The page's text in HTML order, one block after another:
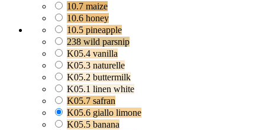
10.7 maize
10.6 honey
10.5 pineapple
238 wild parsnip
K05.4 vanilla
K05.3 naturelle
K05.2 buttermilk
K05.1 linen white
K05.7 safran
K05.6 giallo limone
K05.5 banana